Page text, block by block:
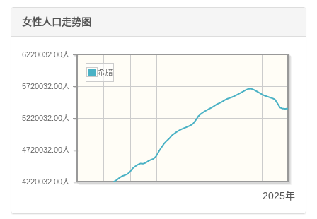
女性人口走势图
4220032.00人
4720032.00人
5220032.00人
5720032.00人
6220032.00人
希腊
2025年